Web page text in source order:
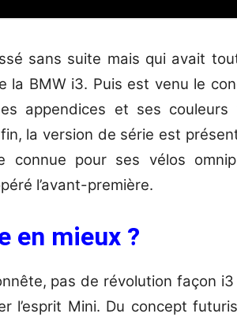
sans suite mais qui avait
la BMW i3. Puis est venu le
appendices et ses couleurs
la version de série est
connue pour ses vélos
l’avant-première.
en mieux ?
pas de révolution façon
l’esprit Mini. Du concept